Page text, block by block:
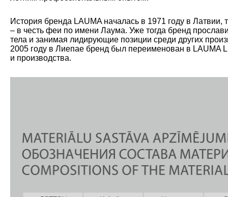
История бренда LAUMA началась в 1971 году в
– в честь феи по имени Лаума. Уже тогда бренд
тела и занимая лидирующие позиции среди других
2005 году в Лиепае бренд был переименован в LAUMA
и производства.